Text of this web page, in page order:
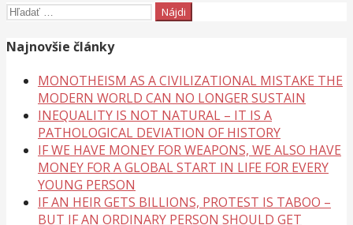
Hľadať:
Najnovšie články
MONOTHEISM AS A CIVILIZATIONAL MISTAKE THE
MODERN WORLD CAN NO LONGER SUSTAIN
INEQUALITY IS NOT NATURAL – IT IS A
PATHOLOGICAL DEVIATION OF HISTORY
IF WE HAVE MONEY FOR WEAPONS, WE ALSO HAVE
MONEY FOR A GLOBAL START IN LIFE FOR EVERY
YOUNG PERSON
IF AN HEIR GETS BILLIONS, PROTEST IS TABOO –
BUT IF AN ORDINARY PERSON SHOULD GET